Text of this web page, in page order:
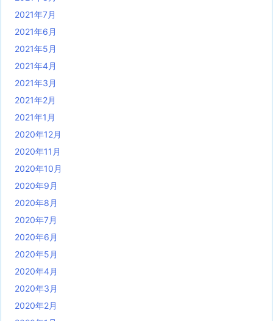
2021年7月
2021年6月
2021年5月
2021年4月
2021年3月
2021年2月
2021年1月
2020年12月
2020年11月
2020年10月
2020年9月
2020年8月
2020年7月
2020年6月
2020年5月
2020年4月
2020年3月
2020年2月